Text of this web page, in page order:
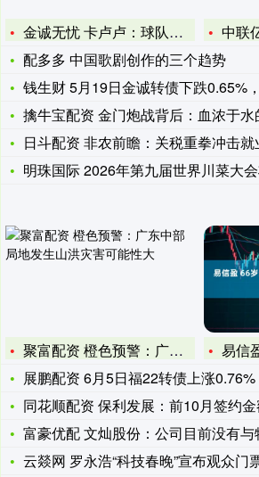
金诚无忧 卡卢卢：球队进攻端很强，尽管场面被动但足以给对手制
中联亿配
配多多 中国歌剧创作的三个趋势
钱生财 5月19日金诚转债下跌0.65%
擒牛宝配资 金门炮战背后：血浓于
日斗配资 非农前瞻：关税重拳冲击就业
明珠国际 2026年第九届世界川菜大
聚富配资 橙色预警：广东中部局地发生山洪灾害可能性大
易信盈 66岁
展鹏配资 6月5日福22转债上涨
同花顺配资 保利发展：前10月签约
富豪优配 文灿股份：公司目前没有
云燚网 罗永浩“科技春晚”宣布观众门